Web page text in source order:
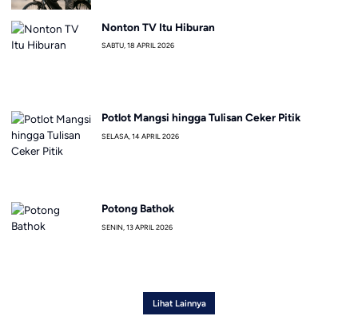
Nonton TV Itu Hiburan
SABTU, 18 APRIL 2026
Potlot Mangsi hingga Tulisan Ceker Pitik
SELASA, 14 APRIL 2026
Potong Bathok
SENIN, 13 APRIL 2026
Lihat Lainnya